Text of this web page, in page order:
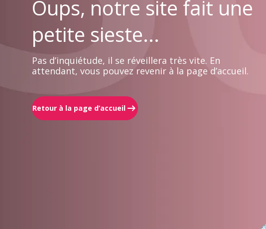
Oups, notre site fait une
petite sieste...
Pas d’inquiétude, il se réveillera très vite. En
attendant, vous pouvez revenir à la page d’accueil.
Retour à la page d’accueil